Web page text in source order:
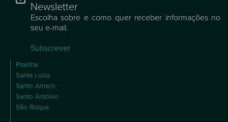
Newsletter
Escolha sobre e como quer receber informações no
seu e-mail.
Subscrever
Praínha
Santa Luzia
Santo Amaro
Santo António
São Roque